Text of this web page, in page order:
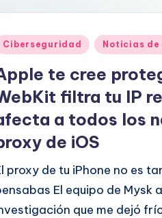
Ciberseguridad Noticias
te cree
filtra tu IP
a todos los
de iOS
proxy de tu iPhone no es
El equipo de Mysk
que me dejó